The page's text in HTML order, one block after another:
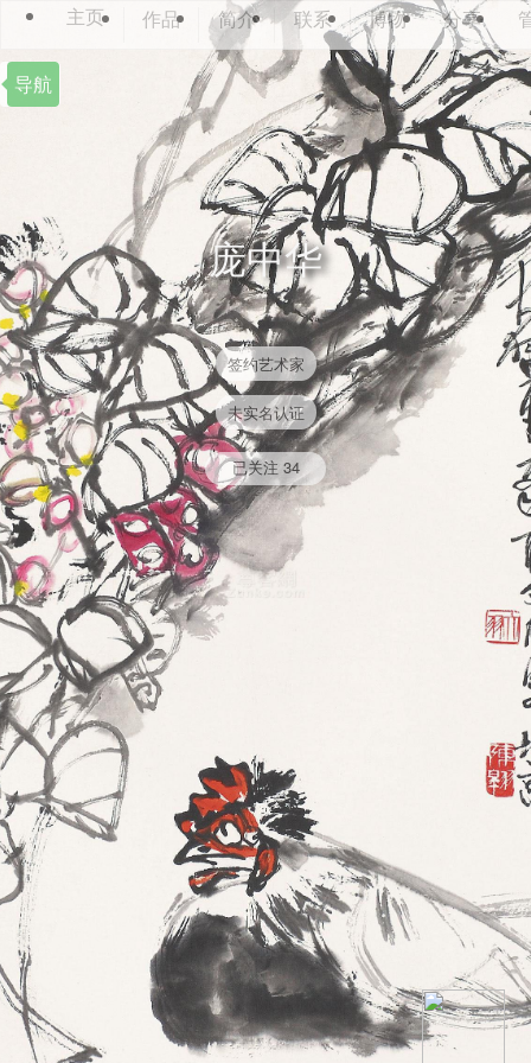
导航
主页 作品 简介 联系 博物 分享
庞中华
签约艺术家
未实名认证
已关注 34